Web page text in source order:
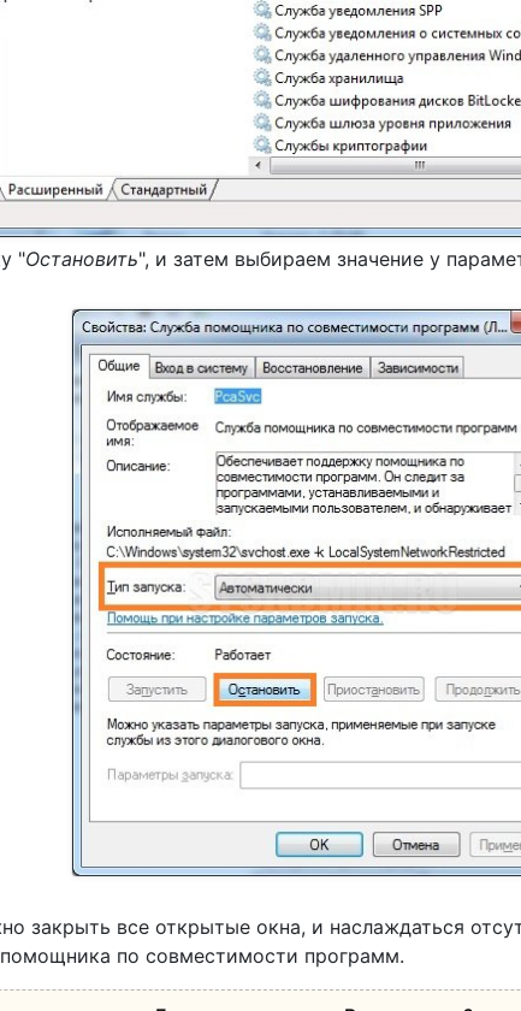
"Остановить", и затем выбираем значение у
закрыть все открытые окна, и наслаждаться
по совместимости программ.